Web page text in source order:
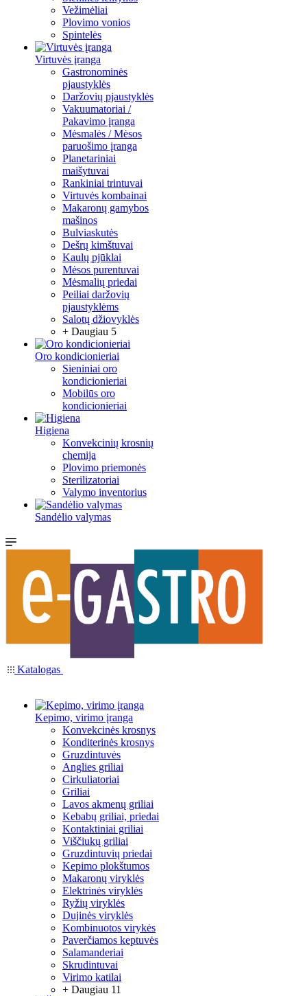
Vežimėliai
Plovimo vonios
Spintelės
Virtuvės įranga
Gastronominės
pjaustyklės
Daržovių pjaustyklės
Vakuumatoriai /
Pakavimo įranga
Mėsmalės / Mėsos
paruošimo įranga
Planetariniai
maišytuvai
Rankiniai trintuvai
Virtuvės kombainai
Makaronų gamybos
mašinos
Bulviaskutės
Dešrų kimštuvai
Kaulų pjūklai
Mėsos purentuvai
Mėsmalių priedai
Peiliai daržovių
pjaustyklėms
Salotų džiovyklės
+ Daugiau 5
Oro kondicionieriai
Sieniniai oro
kondicionieriai
Mobilūs oro
kondicionieriai
Higiena
Konvekcinių krosnių
chemija
Plovimo priemonės
Sterilizatoriai
Valymo inventorius
Sandėlio valymas
Katalogas
Kepimo, virimo įranga
Konvekcinės krosnys
Konditerinės krosnys
Gruzdintuvės
Anglies griliai
Cirkuliatoriai
Griliai
Lavos akmenų griliai
Kebabų griliai, priedai
Kontaktiniai griliai
Viščiukų griliai
Gruzdintuvių priedai
Kepimo plokštumos
Makaronų viryklės
Elektrinės viryklės
Ryžių viryklės
Dujinės viryklės
Kombinuotos virykės
Paverčiamos keptuvės
Salamanderiai
Skrudintuvai
Virimo katilai
+ Daugiau 11